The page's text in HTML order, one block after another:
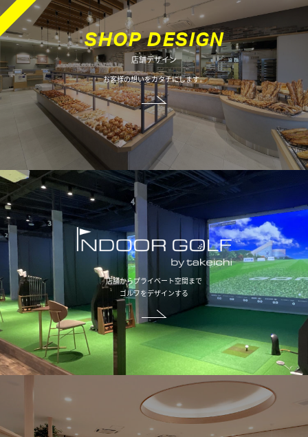
オフィスデザイン
不動産情報
SHOP DESIGN
店舗デザイン
お客様の想いをカタチにします。
店舗からプライベート空間まで
ゴルフをデザインする